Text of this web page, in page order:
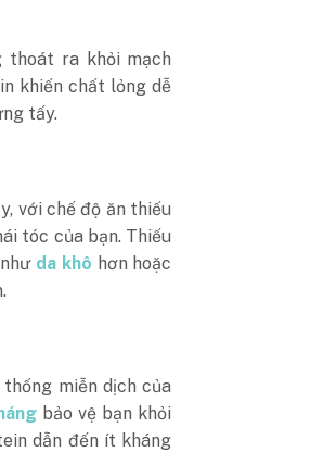
thoát ra khỏi mạch
khiến chất lỏng dễ
tấy.
với chế độ ăn thiếu
tóc của bạn. Thiếu
da khô hơn hoặc
miễn dịch của
bảo vệ bạn khỏi
dẫn đến ít kháng